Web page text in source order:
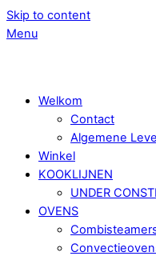
Skip to content
Menu
Welkom
Contact
Algemene
Winkel
KOOKLIJNEN
UNDER
OVENS